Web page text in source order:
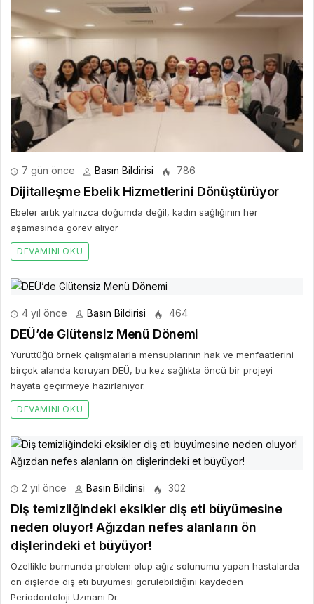
7 gün önce Basın Bildirisi 786
Dijitalleşme Ebelik Hizmetlerini Dönüştürüyor
Ebeler artık yalnızca doğumda değil, kadın sağlığının her
aşamasında görev alıyor
DEVAMINI OKU
4 yıl önce Basın Bildirisi 464
DEÜ’de Glütensiz Menü Dönemi
Yürüttüğü örnek çalışmalarla mensuplarının hak ve menfaatlerini
birçok alanda koruyan DEÜ, bu kez sağlıkta öncü bir projeyi
hayata geçirmeye hazırlanıyor.
DEVAMINI OKU
2 yıl önce Basın Bildirisi 302
Diş temizliğindeki eksikler diş eti büyümesine
neden oluyor! Ağızdan nefes alanların ön
dişlerindeki et büyüyor!
Özellikle burnunda problem olup ağız solunumu yapan hastalarda
ön dişlerde diş eti büyümesi görülebildiğini kaydeden
Periodontoloji Uzmanı Dr.